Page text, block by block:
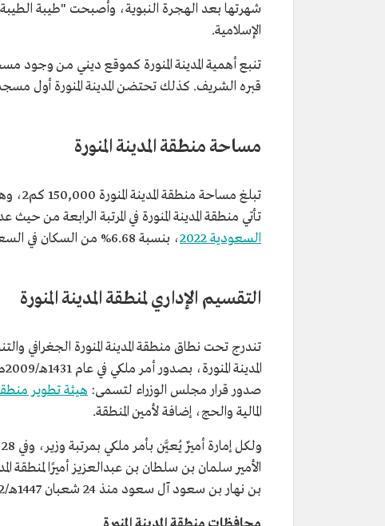
شهرتها بعد الهجرة النبوية، وأصبحت "طيبة
الإسلامية.
تنبع أهمية المدينة المنورة كموقع ديني مـن
قبره الشريف. كذلك تحتضن المدينة المنورة أول
مساحة منطقة المدينة المنورة
تأتي منطقة المدينة المنورة في المرتبة الرابعة من حيث عدد
السعودية 2022
، بنسبة 6.68% من السكان في السعودية، وبمعدل 14.2 شخصًا لكل كم2 من أراضيها.
التقسيم الإداري لمنطقة المدينة المنورة
صدور قرار مجلس الوزراء لتسمى: هيئة تطوير منطقة
المالية والحج، إضافة لأمين المنطقة.
الأمير سلمان بن سلطان بن عبدالعزيز أميرًا لمنطقة
بن نهار بن سعود آل سعود منذ 24 شعبان 1447هـ/12 فبراير 2026م.